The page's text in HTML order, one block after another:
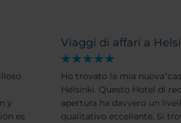
y
Viaggi di affari a
Ho trovato la mia nuova"casa" ad
Helsinki. Questo Hotel di
apertura ha davvero un
qualitativo eccellente. Si